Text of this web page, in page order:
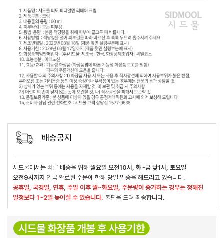
배송공지
시드물에서는 빠른 배송을 위해 월요일 오전10시, 화~금 낮1시, 토요일
오전9시까지 입금 완료된 주문에 한해 당일 발송을 해드리고 있습니다.
공휴일, 국경일, 연휴, 주말 이후 월~화요일, 주문량이 증가하는 경우는 정해진
일정보다 1~2일 늦어질 수 있습니다. 불편을 드려 죄송합니다.